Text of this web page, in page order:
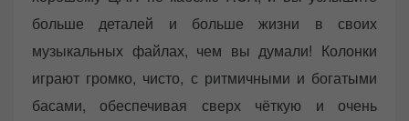
больше деталей и больше жизни в своих
музыкальных файлах, чем вы думали! Колонки
играют громко, чисто, с ритмичными и богатыми
басами, обеспечивая сверх чёткую и очень